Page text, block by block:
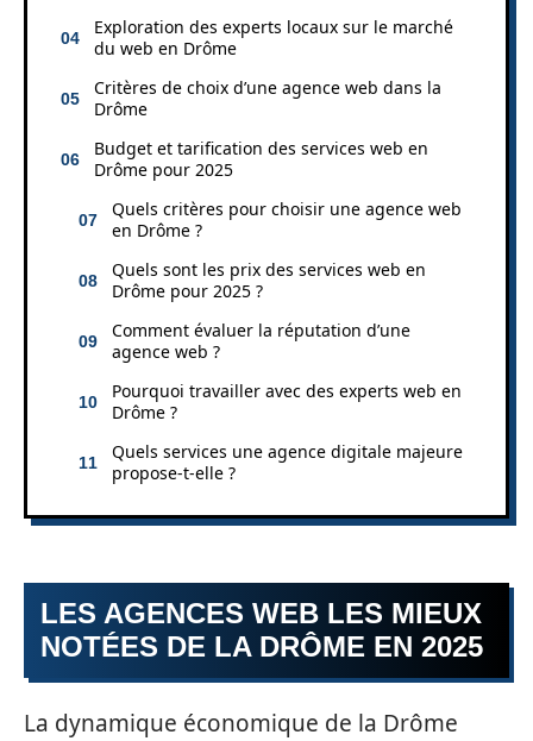
Exploration des experts locaux sur le marché
du web en Drôme
Critères de choix d’une agence web dans la
Drôme
Budget et tarification des services web en
Drôme pour 2025
Quels critères pour choisir une agence web
en Drôme ?
Quels sont les prix des services web en
Drôme pour 2025 ?
Comment évaluer la réputation d’une
agence web ?
Pourquoi travailler avec des experts web en
Drôme ?
Quels services une agence digitale majeure
propose-t-elle ?
LES AGENCES WEB LES MIEUX
NOTÉES DE LA DRÔME EN 2025
La dynamique économique de la Drôme